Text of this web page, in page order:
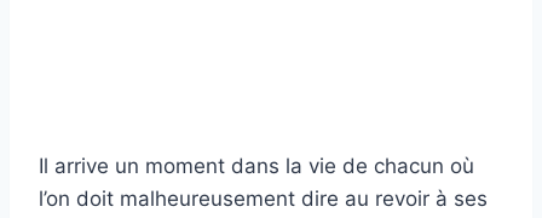
Il arrive un moment dans la vie de chacun où
l’on doit malheureusement dire au revoir à ses